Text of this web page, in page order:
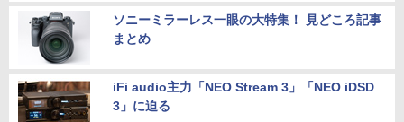
ソニーミラーレス一眼の大特集！ 見どころ記事
まとめ
iFi audio主力「NEO Stream 3」「NEO iDSD
3」に迫る